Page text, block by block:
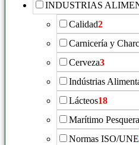
INDUSTRIAS
Calidad2
Carnicería y
Cerveza3
Indústrias
Lácteos18
Marítimo
Normas ISO/UNE